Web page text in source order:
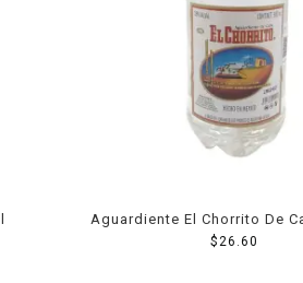
Aguardiente El Chorrito De
$26.60